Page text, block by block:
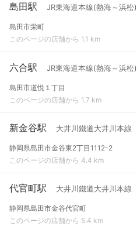
島田駅 JR東海道本線(熱海～浜松)
島田市栄町
このページの店舗から 1.1 km
六合駅 JR東海道本線(熱海～浜松)
島田市道悦１丁目
このページの店舗から 1.7 km
新金谷駅 大井川鐵道大井川本線
静岡県島田市金谷東2丁目1112-2
このページの店舗から 4.4 km
代官町駅 大井川鐵道大井川本線
静岡県島田市金谷代官町
このページの店舗から 5.4 km